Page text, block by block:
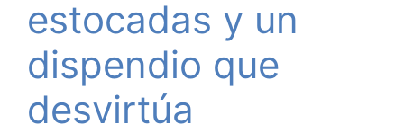
estocadas y un
dispendio que
desvirtúa